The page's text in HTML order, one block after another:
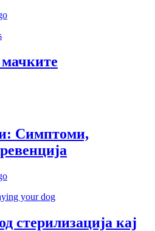
Симптоми,
стерилизација кај